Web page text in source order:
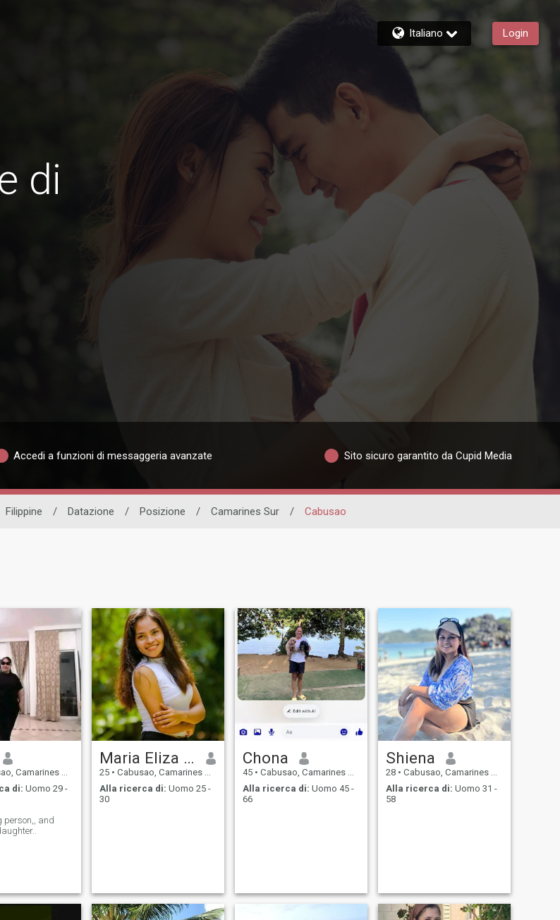
Italiano Login
di
Accedi a funzioni di messaggeria avanzate Sito sicuro garantito da Cupid Media
Filippine / Datazione / Posizione / Camarines Sur / Cabusao
Sur, Filippine
di: Uomo 29 -
person,, and
Maria Eliza Brioso Brondial
25 • Cabusao, Camarines Sur, Filippine
Alla ricerca di: Uomo 25 -
30
Chona
45 • Cabusao, Camarines Sur, Filippine
Alla ricerca di: Uomo 45 -
66
Shiena
28 • Cabusao, Camarines Sur, Filippine
Alla ricerca di: Uomo 31 -
58